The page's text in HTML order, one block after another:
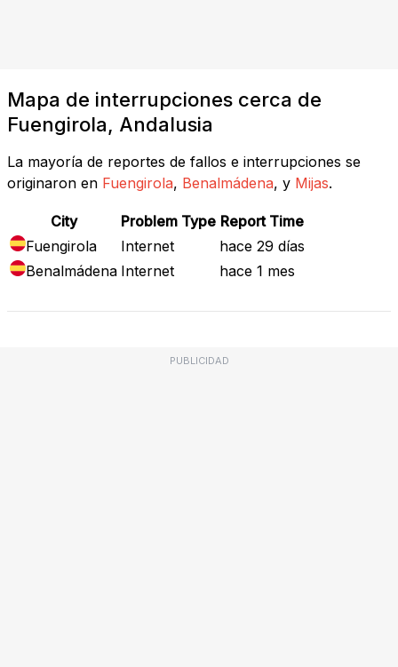
Mapa de interrupciones cerca de
Fuengirola, Andalusia
La mayoría de reportes de fallos e interrupciones se
originaron en Fuengirola, Benalmádena, y Mijas.
City Problem Type Report Time
Fuengirola
Internet
hace 29 días
Benalmádena Internet hace 1 mes
PUBLICIDAD